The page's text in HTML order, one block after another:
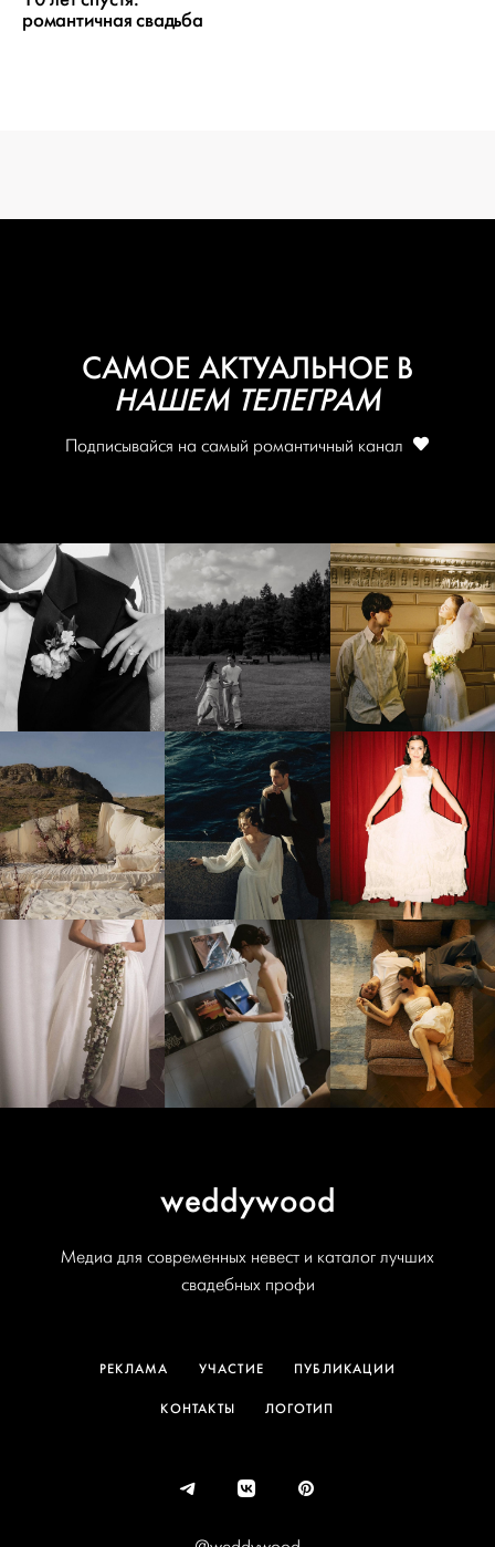
романтичная свадьба
ОТ WEDDYWOOD
САМОЕ АКТУАЛЬНОЕ В
НАШЕМ ТЕЛЕГРАМ
Подписывайся на самый романтичный канал
weddywood
Медиа для современных невест и каталог лучших
свадебных профи
РЕКЛАМА УЧАСТИЕ ПУБЛИКАЦИИ
КОНТАКТЫ ЛОГОТИП